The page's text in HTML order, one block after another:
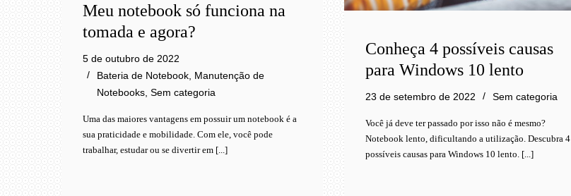
Meu notebook só funciona na
tomada e agora?
5 de outubro de 2022
Bateria de Notebook Manutenção de
Notebooks Sem categoria
Uma das maiores vantagens em possuir um notebook é a
sua praticidade e mobilidade. Com ele, você pode
trabalhar, estudar ou se divertir em [...]
Conheça 4 possíveis causas
para Windows 10 lento
23 de setembro de 2022 Sem categoria
Você já deve ter passado por isso não é mesmo?
Notebook lento, dificultando a utilização. Descubra 4
possíveis causas para Windows 10 lento. [...]